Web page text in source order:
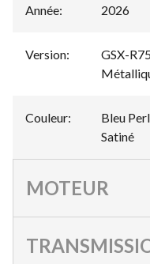
Année: 2026
Version:
GSX-
Couleur:
Bleu
Satiné
MOTEUR